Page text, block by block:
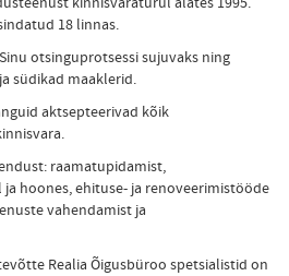
18 linnas.
otsinguprotsessi sujuvaks ning
südikad maaklerid.
aktsepteerivad kõik
raamatupidamist,
hoones, ehituse- ja renoveerimistööde
vahendamist ja
Realia Õigusbüroo spetsialistid on